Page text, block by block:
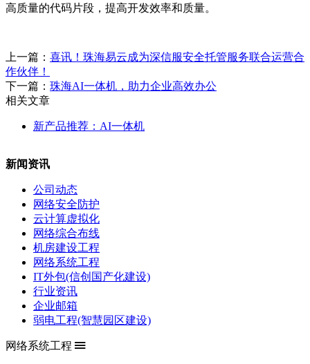
高质量的代码片段，提高开发效率和质量。
上一篇： 喜讯！珠海易云成为深信服安全托管服务联合运营合
作伙伴！
下一篇： 珠海AI一体机，助力企业高效办公
相关文章
新产品推荐：AI一体机
新闻资讯
公司动态
网络安全防护
云计算虚拟化
网络综合布线
机房建设工程
网络系统工程
IT外包(信创国产化建设)
行业资讯
企业邮箱
弱电工程(智慧园区建设)
网络系统工程